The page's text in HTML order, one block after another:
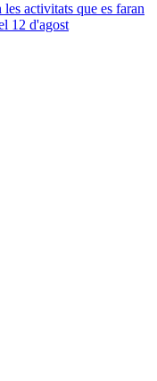
activitats que es faran
12 d'agost